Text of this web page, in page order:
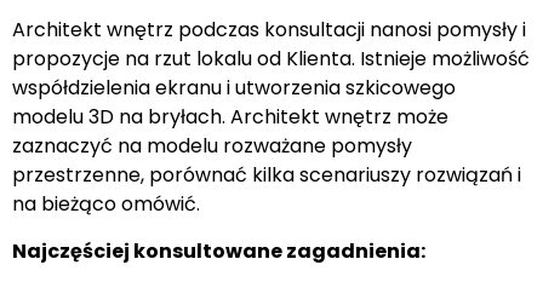
Architekt wnętrz podczas konsultacji nanosi pomysły i
propozycje na rzut lokalu od Klienta. Istnieje możliwość
współdzielenia ekranu i utworzenia szkicowego
modelu 3D na bryłach. Architekt wnętrz może
zaznaczyć na modelu rozważane pomysły
przestrzenne, porównać kilka scenariuszy rozwiązań i
na bieżąco omówić.
Najczęściej konsultowane zagadnienia: